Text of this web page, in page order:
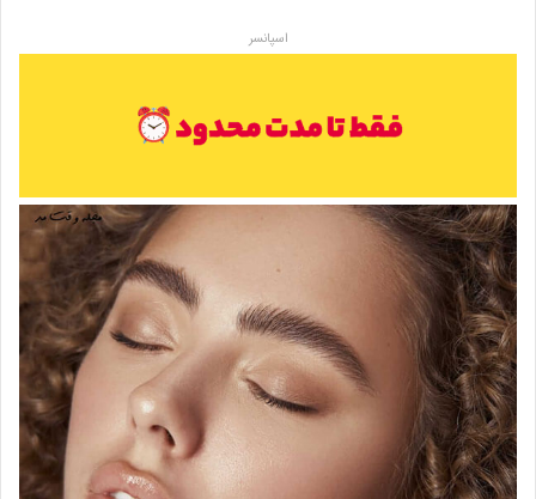
اسپانسر